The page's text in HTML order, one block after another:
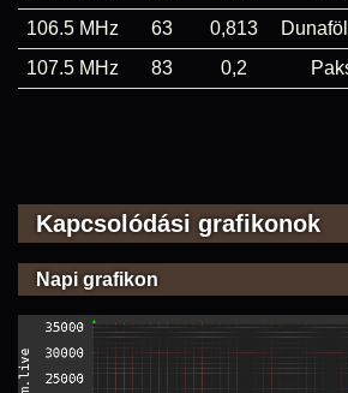
106.5 MHz
63 0,813
107.5 MHz
83 0,2
Kapcsolódási grafikonok
Napi grafikon